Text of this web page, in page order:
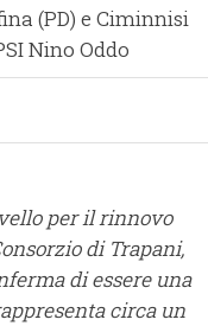
(PD) e Ciminnisi
Nino Oddo
per il rinnovo
di Trapani,
di essere una
circa un